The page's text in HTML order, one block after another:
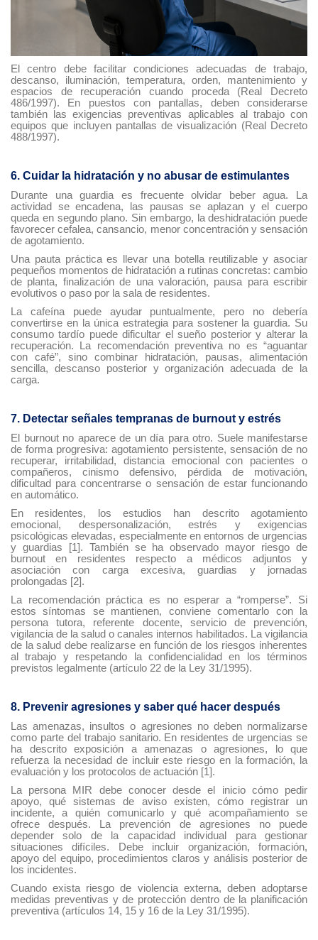
El centro debe facilitar condiciones adecuadas de trabajo,
descanso, iluminación, temperatura, orden, mantenimiento y
espacios de recuperación cuando proceda (Real Decreto
486/1997). En puestos con pantallas, deben considerarse
también las exigencias preventivas aplicables al trabajo con
equipos que incluyen pantallas de visualización (Real Decreto
488/1997).
6. Cuidar la hidratación y no abusar de estimulantes
Durante una guardia es frecuente olvidar beber agua. La
actividad se encadena, las pausas se aplazan y el cuerpo
queda en segundo plano. Sin embargo, la deshidratación puede
favorecer cefalea, cansancio, menor concentración y sensación
de agotamiento.
Una pauta práctica es llevar una botella reutilizable y asociar
pequeños momentos de hidratación a rutinas concretas: cambio
de planta, finalización de una valoración, pausa para escribir
evolutivos o paso por la sala de residentes.
La cafeína puede ayudar puntualmente, pero no debería
convertirse en la única estrategia para sostener la guardia. Su
consumo tardío puede dificultar el sueño posterior y alterar la
recuperación. La recomendación preventiva no es “aguantar
con café”, sino combinar hidratación, pausas, alimentación
sencilla, descanso posterior y organización adecuada de la
carga.
7. Detectar señales tempranas de burnout y estrés
El burnout no aparece de un día para otro. Suele manifestarse
de forma progresiva: agotamiento persistente, sensación de no
recuperar, irritabilidad, distancia emocional con pacientes o
compañeros, cinismo defensivo, pérdida de motivación,
dificultad para concentrarse o sensación de estar funcionando
en automático.
En residentes, los estudios han descrito agotamiento
emocional, despersonalización, estrés y exigencias
psicológicas elevadas, especialmente en entornos de urgencias
y guardias [1]. También se ha observado mayor riesgo de
burnout en residentes respecto a médicos adjuntos y
asociación con carga excesiva, guardias y jornadas
prolongadas [2].
La recomendación práctica es no esperar a “romperse”. Si
estos síntomas se mantienen, conviene comentarlo con la
persona tutora, referente docente, servicio de prevención,
vigilancia de la salud o canales internos habilitados. La vigilancia
de la salud debe realizarse en función de los riesgos inherentes
al trabajo y respetando la confidencialidad en los términos
previstos legalmente (artículo 22 de la Ley 31/1995).
8. Prevenir agresiones y saber qué hacer después
Las amenazas, insultos o agresiones no deben normalizarse
como parte del trabajo sanitario. En residentes de urgencias se
ha descrito exposición a amenazas o agresiones, lo que
refuerza la necesidad de incluir este riesgo en la formación, la
evaluación y los protocolos de actuación [1].
La persona MIR debe conocer desde el inicio cómo pedir
apoyo, qué sistemas de aviso existen, cómo registrar un
incidente, a quién comunicarlo y qué acompañamiento se
ofrece después. La prevención de agresiones no puede
depender solo de la capacidad individual para gestionar
situaciones difíciles. Debe incluir organización, formación,
apoyo del equipo, procedimientos claros y análisis posterior de
los incidentes.
Cuando exista riesgo de violencia externa, deben adoptarse
medidas preventivas y de protección dentro de la planificación
preventiva (artículos 14, 15 y 16 de la Ley 31/1995).